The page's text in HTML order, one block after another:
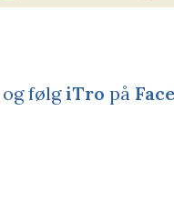
følgiTro på